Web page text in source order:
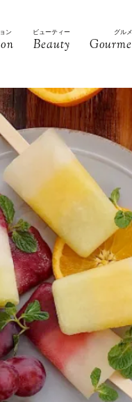
ン ビューティー
Beauty
グル